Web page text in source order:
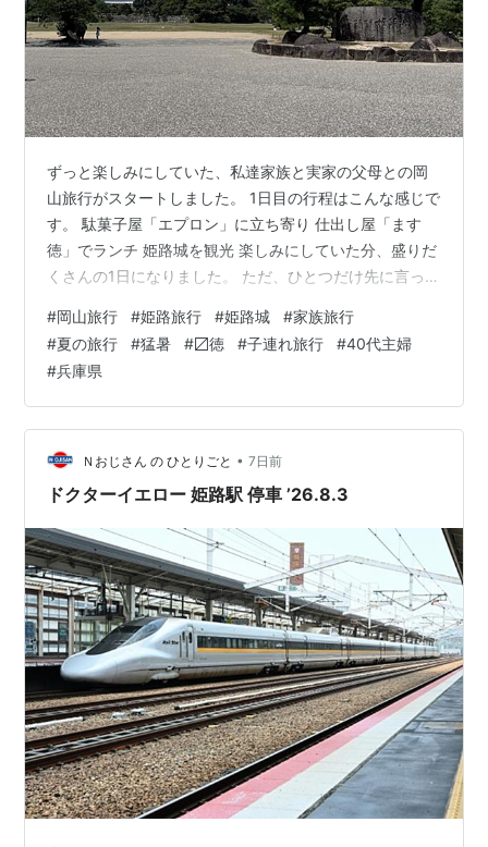
ずっと楽しみにしていた、私達家族と実家の父母との岡
山旅行がスタートしました。 1日目の行程はこんな感じで
す。 駄菓子屋「エプロン」に立ち寄り 仕出し屋「ます
徳」でランチ 姫路城を観光 楽しみにしていた分、盛りだ
くさんの1日になりました。 ただ、ひとつだけ先に言って
た。 「え、姫路城まで来て？」そう思う方もいるかもし
れません。でも今回は、それでよかったと思っていま
す。 順番に振り返っていきますね。 まず最初に向かった
のは、去年も立ち寄った駄菓子屋「エプロン」。 ここ
は、地元では見かけない珍しいおつまみやカップ麺が並
んでいたり、10円以下の駄菓子を子…
#岡山旅行 #姫路旅行 #姫路城 #家族旅行
#夏の旅行 #猛暑 #〼徳 #子連れ旅行 #40代主婦
#兵庫県
Ｎおじさん の ひとりごと • 7日前
ドクターイエロー 姫路駅 停車 ’26.8.3